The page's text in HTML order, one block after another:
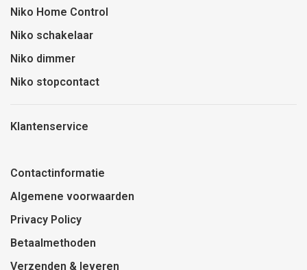
Niko Home Control
Niko schakelaar
Niko dimmer
Niko stopcontact
Klantenservice
Contactinformatie
Algemene voorwaarden
Privacy Policy
Betaalmethoden
Verzenden & leveren